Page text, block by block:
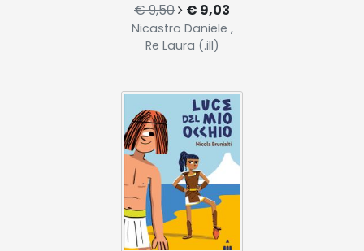
€ 9,50 € 9,03
Nicastro Daniele ,
Re Laura (.ill)